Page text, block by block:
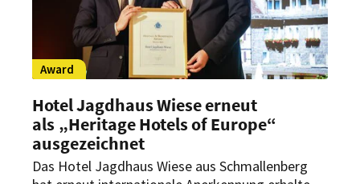
Award
Hotel Jagdhaus Wiese erneut
als „Heritage Hotels of Europe“
ausgezeichnet
Das Hotel Jagdhaus Wiese aus Schmallenberg